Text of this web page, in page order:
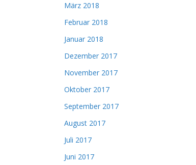
März 2018
Februar 2018
Januar 2018
Dezember 2017
November 2017
Oktober 2017
September 2017
August 2017
Juli 2017
Juni 2017